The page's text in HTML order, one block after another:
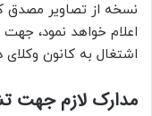
نسخه از تصاویر مصدق
اعلام خواهد نمود،
اشتغال به کانون وکلای
مدارک لازم جهت